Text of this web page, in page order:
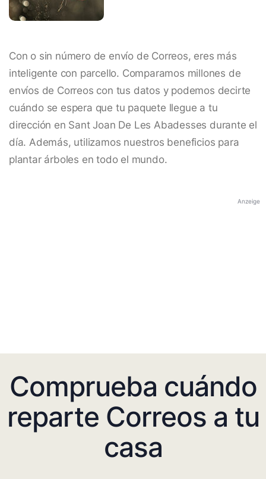
Con o sin número de envío de Correos, eres más
inteligente con parcello. Comparamos millones de
envíos de Correos con tus datos y podemos decirte
cuándo se espera que tu paquete llegue a tu
dirección en Sant Joan De Les Abadesses durante el
día. Además, utilizamos nuestros beneficios para
plantar árboles en todo el mundo.
Anzeige
Comprueba cuándo
reparte Correos a tu
casa